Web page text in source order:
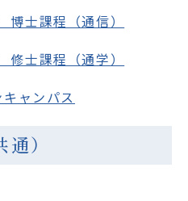
士課程（通信）
士課程（通学）
ャンパス
）